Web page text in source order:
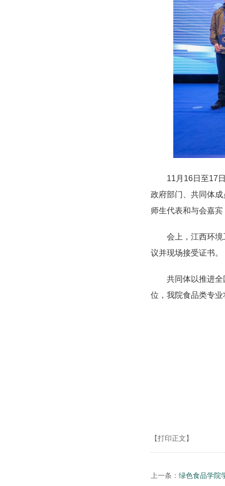
11月16日至17日
政府部门、共同体
师生代表和与会嘉
会上，江西环境工
议并现场接受证书。
共同体以推进全国
位，我院食品类专
【打印正文】
上一条： 绿色食品学院